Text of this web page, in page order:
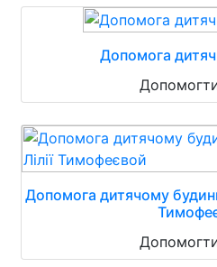
Допомога
Допомога дитячому